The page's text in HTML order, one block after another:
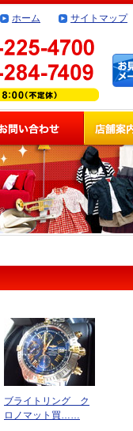
ホーム サイトマップ
ブライトリング ク
ロノマット買……